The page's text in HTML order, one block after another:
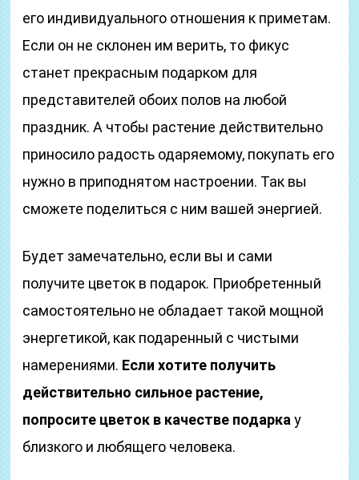
его индивидуального отношения к приметам.
Если он не склонен им верить, то фикус
станет прекрасным подарком для
представителей обоих полов на любой
праздник. А чтобы растение действительно
приносило радость одаряемому, покупать его
нужно в приподнятом настроении. Так вы
сможете поделиться с ним вашей энергией.
Будет замечательно, если вы и сами
получите цветок в подарок. Приобретенный
самостоятельно не обладает такой мощной
энергетикой, как подаренный с чистыми
намерениями. Если хотите получить
действительно сильное растение,
попросите цветок в качестве подарка у
близкого и любящего человека.